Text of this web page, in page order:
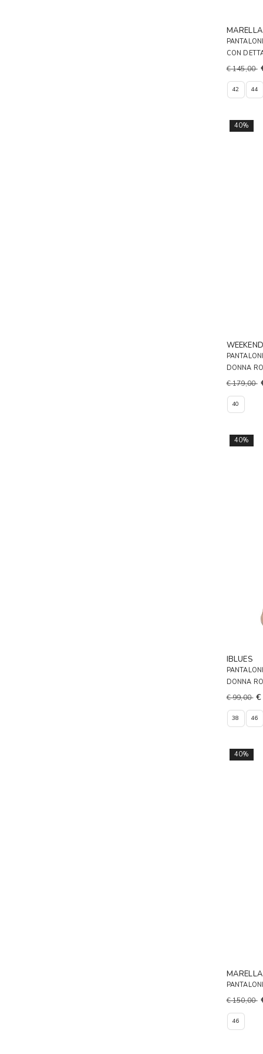
MARELLA
CON
€ 145,00
42 44
40%
DONNA
€ 179,00
40
40%
IBLUES
DONNA
€ 99,00 €
38 46
40%
MARELLA
€ 150,00
46